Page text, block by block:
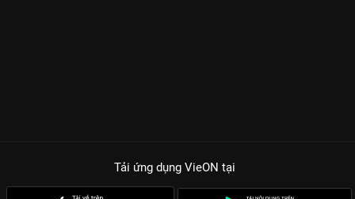
Tải ứng dụng VieON tại